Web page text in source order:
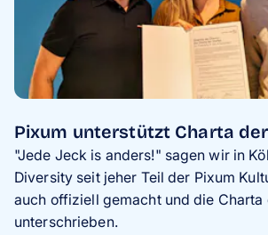
Pixum unterstützt Charta
"Jede Jeck is anders!" sagen wir in
Diversity seit jeher Teil der Pixum
auch offiziell gemacht und die
unterschrieben.